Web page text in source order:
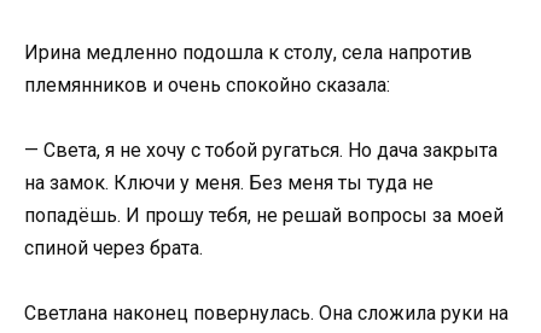
Ирина медленно подошла к столу, села напротив
племянников и очень спокойно сказала:
— Света, я не хочу с тобой ругаться. Но дача закрыта
на замок. Ключи у меня. Без меня ты туда не
попадёшь. И прошу тебя, не решай вопросы за моей
спиной через брата.
Светлана наконец повернулась. Она сложила руки на